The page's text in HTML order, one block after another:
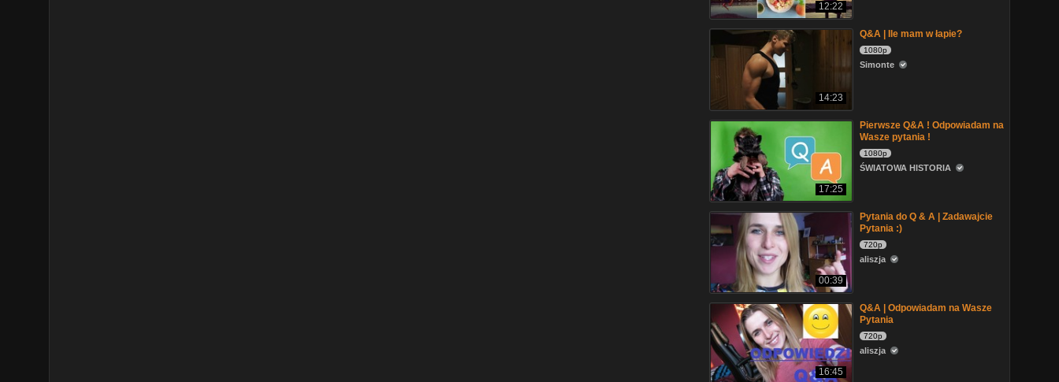
12:22
14:23
Q&A | Ile mam w łapie?
1080p
Simonte
17:25
Pierwsze Q&A ! Odpowiadam na
Wasze pytania !
1080p
ŚWIATOWA HISTORIA
00:39
Pytania do Q & A | Zadawajcie
Pytania :)
720p
aliszja
16:45
Q&A | Odpowiadam na Wasze
Pytania
720p
aliszja